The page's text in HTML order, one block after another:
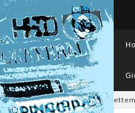
si parte il 19 settembre con